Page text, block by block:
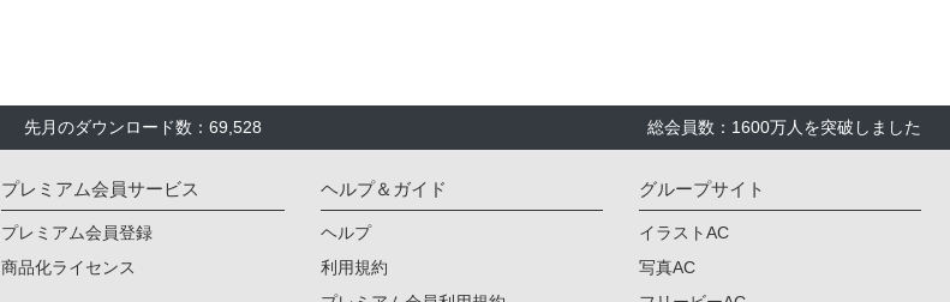
先月のダウンロード数：69,528 総会員数：1600万人を突破しました
プレミアム会員サービス
プレミアム会員登録
商品化ライセンス
ヘルプ＆ガイド
ヘルプ
利用規約
グループサイト
イラストAC
写真AC